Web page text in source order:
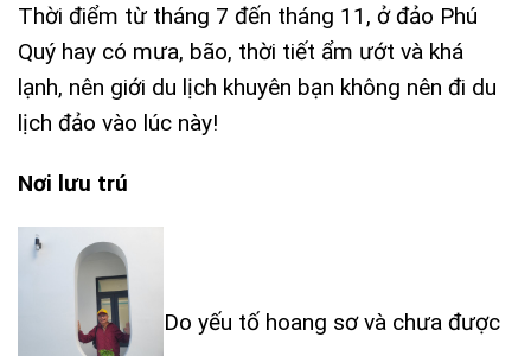
Thời điểm từ tháng 7 đến tháng 11, ở đảo Phú
Quý hay có mưa, bão, thời tiết ẩm ướt và khá
lạnh, nên giới du lịch khuyên bạn không nên đi du
lịch đảo vào lúc này!
Nơi lưu trú
Do yếu tố hoang sơ và chưa được